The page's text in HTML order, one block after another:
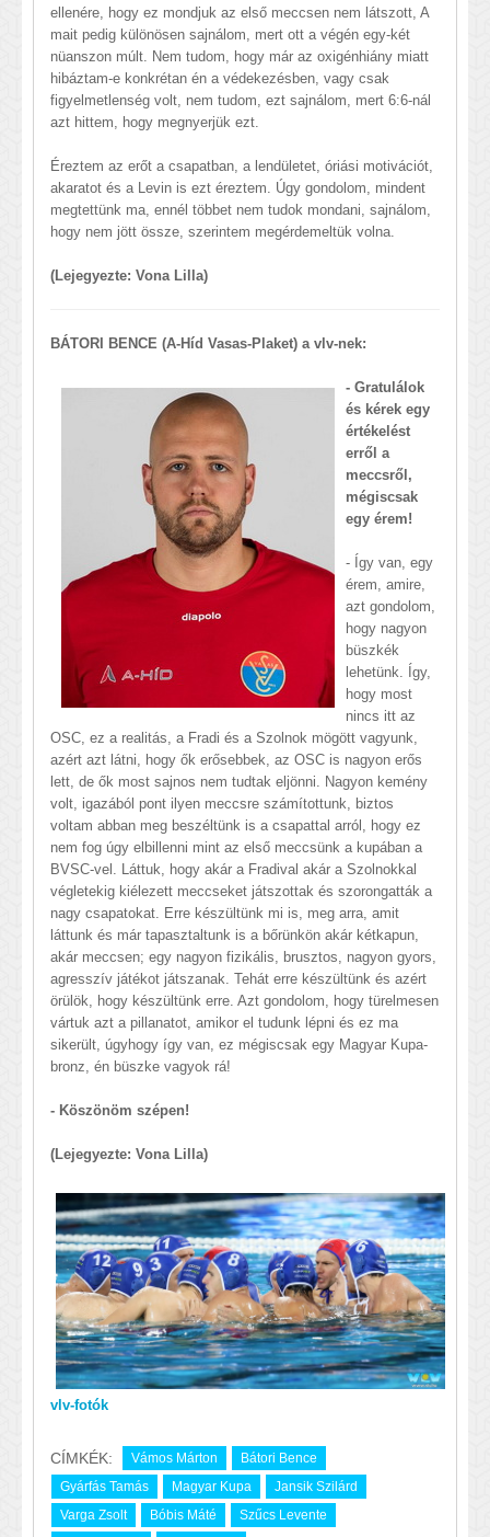
ellenére, hogy ez mondjuk az első meccsen nem látszott, A
mait pedig különösen sajnálom, mert ott a végén egy-két
nüanszon múlt. Nem tudom, hogy már az oxigénhiány miatt
hibáztam-e konkrétan én a védekezésben, vagy csak
figyelmetlenség volt, nem tudom, ezt sajnálom, mert 6:6-nál
azt hittem, hogy megnyerjük ezt.
Éreztem az erőt a csapatban, a lendületet, óriási motivációt,
akaratot és a Levin is ezt éreztem. Úgy gondolom, mindent
megtettünk ma, ennél többet nem tudok mondani, sajnálom,
hogy nem jött össze, szerintem megérdemeltük volna.
(Lejegyezte: Vona Lilla)
BÁTORI BENCE (A-Híd Vasas-Plaket) a vlv-nek:
- Gratulálok
és kérek egy
értékelést
erről a
meccsről,
mégiscsak
egy érem!
- Így van, egy
érem, amire,
azt gondolom,
hogy nagyon
büszkék
lehetünk. Így,
hogy most
nincs itt az
OSC, ez a realitás, a Fradi és a Szolnok mögött vagyunk,
azért azt látni, hogy ők erősebbek, az OSC is nagyon erős
lett, de ők most sajnos nem tudtak eljönni. Nagyon kemény
volt, igazából pont ilyen meccsre számítottunk, biztos
voltam abban meg beszéltünk is a csapattal arról, hogy ez
nem fog úgy elbillenni mint az első meccsünk a kupában a
BVSC-vel. Láttuk, hogy akár a Fradival akár a Szolnokkal
végletekig kiélezett meccseket játszottak és szorongatták a
nagy csapatokat. Erre készültünk mi is, meg arra, amit
láttunk és már tapasztaltunk is a bőrünkön akár kétkapun,
akár meccsen; egy nagyon fizikális, brusztos, nagyon gyors,
agresszív játékot játszanak. Tehát erre készültünk és azért
örülök, hogy készültünk erre. Azt gondolom, hogy türelmesen
vártuk azt a pillanatot, amikor el tudunk lépni és ez ma
sikerült, úgyhogy így van, ez mégiscsak egy Magyar Kupa-
bronz, én büszke vagyok rá!
- Köszönöm szépen!
(Lejegyezte: Vona Lilla)
vlv-fotók
CÍMKÉK: Vámos Márton
Bátori Bence
Gyárfás Tamás
Magyar Kupa
Jansik Szilárd
Varga Zsolt
Bóbis Máté
Szűcs Levente